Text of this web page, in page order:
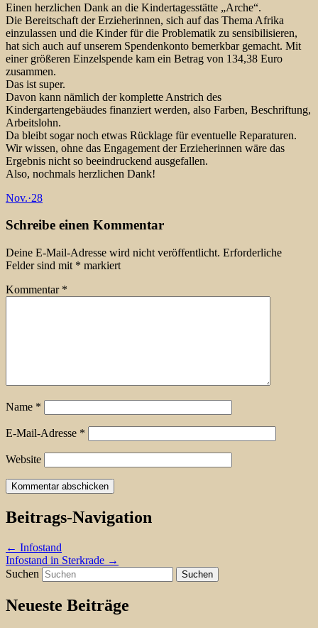
Einen herzlichen Dank an die Kindertagesstätte „Arche“.
Die Bereitschaft der Erzieherinnen, sich auf das Thema Afrika
einzulassen und die Kinder für die Problematik zu sensibilisieren,
hat sich auch auf unserem Spendenkonto bemerkbar gemacht. Mit
einer größeren Einzelspende kam ein Betrag von 134,38 Euro
zusammen.
Das ist super.
Davon kann nämlich der komplette Anstrich des
Kindergartengebäudes finanziert werden, also Farben, Beschriftung,
Arbeitslohn.
Da bleibt sogar noch etwas Rücklage für eventuelle Reparaturen.
Wir wissen, ohne das Engagement der Erzieherinnen wäre das
Ergebnis nicht so beeindruckend ausgefallen.
Also, nochmals herzlichen Dank!
Nov.·28
Schreibe einen Kommentar
Deine E-Mail-Adresse wird nicht veröffentlicht. Erforderliche
Felder sind mit * markiert
Kommentar *
Name *
E-Mail-Adresse *
Website
Beitrags-Navigation
← Infostand
Infostand in Sterkrade →
Suchen
Neueste Beiträge